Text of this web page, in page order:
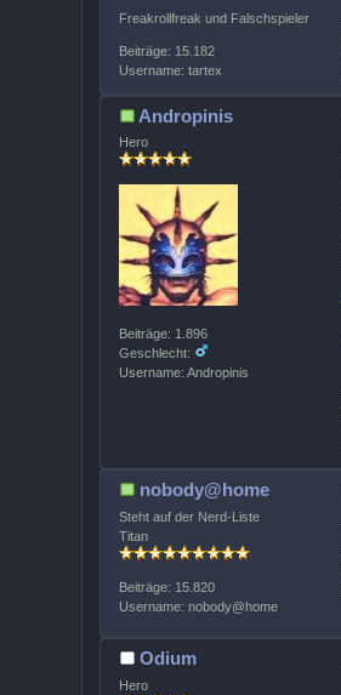
Freakrollfreak und Falschspieler
Beiträge: 15.182
Username: tartex
Andropinis
Hero
Beiträge: 1.896
Geschlecht:
Username: Andropinis
nobody@home
Steht auf der Nerd-Liste
Titan
Beiträge: 15.820
Username: nobody@home
Odium
Hero